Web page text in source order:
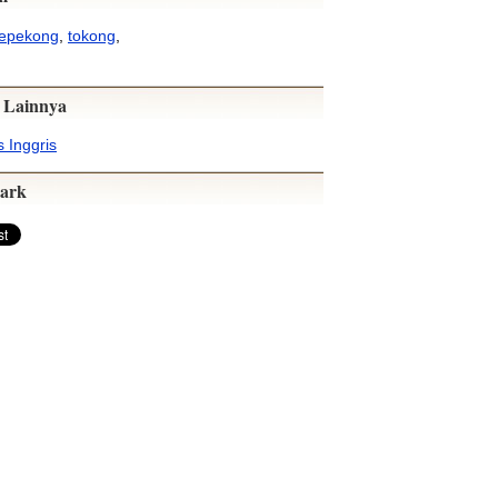
tokong
Inggris